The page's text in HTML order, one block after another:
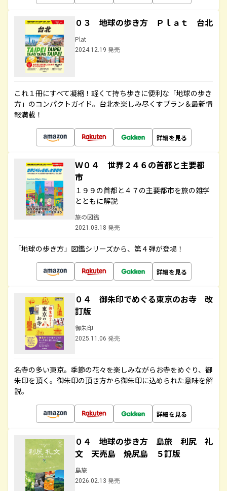
０３ 地球の歩き方 Ｐｌａｔ 台北
Plat
2024.12.19 発売
これ１冊にすべて凝縮！軽くて持ち歩きに便利な「地球の歩き
方」のコンパクトガイド。台北を楽しみ尽くすプラン＆最新情
報満載！
詳細を見る
Ｗ０４ 世界２４６の首都と主要都
市
１９９の首都と４７の主要都市を旅の雑学
とともに解説
旅の図鑑
2021.03.18 発売
「地球の歩き方」図鑑シリーズから、第４弾が登場！
詳細を見る
０４ 御朱印でめぐる東京のお寺 改
訂版
御朱印
2025.11.06 発売
名寺の多い東京。季節の花々を楽しみながらお寺をめぐり、御
朱印を頂く。御朱印の頂き方から御朱印に込められた意味を解
説。
詳細を見る
０４ 地球の歩き方 島旅 利尻 礼
文 天売島 焼尻島 ５訂版
島旅
2026.02.13 発売